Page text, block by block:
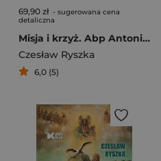
69,90 zł - sugerowana cena
detaliczna
Misja i krzyż. Abp Antoni Baraniak (1904-1977)
Czesław Ryszka
6,0 (5)